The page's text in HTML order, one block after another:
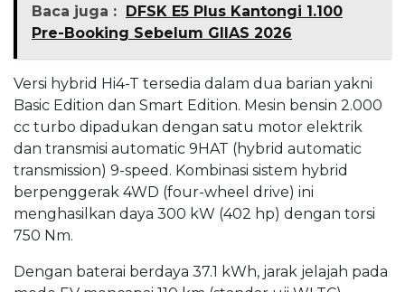
Baca juga : DFSK E5 Plus Kantongi 1.100
Pre-Booking Sebelum GIIAS 2026
Versi hybrid Hi4-T tersedia dalam dua barian yakni
Basic Edition dan Smart Edition. Mesin bensin 2.000
cc turbo dipadukan dengan satu motor elektrik
dan transmisi automatic 9HAT (hybrid automatic
transmission) 9-speed. Kombinasi sistem hybrid
berpenggerak 4WD (four-wheel drive) ini
menghasilkan daya 300 kW (402 hp) dengan torsi
750 Nm.
Dengan baterai berdaya 37.1 kWh, jarak jelajah pada